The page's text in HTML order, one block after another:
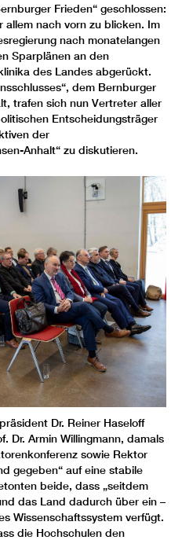
Frieden“ geschlossen:
nach vorn zu blicken. Im
nach monatelangen
Sparplänen an den
des Landes abgerückt.
dem Bernburger
trafen sich nun Vertreter aller
Entscheidungsträger
der
Anhalt“ zu diskutieren.
Dr. Reiner Haseloff
Dr. Armin Willingmann, damals
sowie Rektor
gegeben“ auf eine stabile
beide, dass „seitdem
das Land dadurch über ein –
Wissenschaftssystem verfügt.
die Hochschulen den